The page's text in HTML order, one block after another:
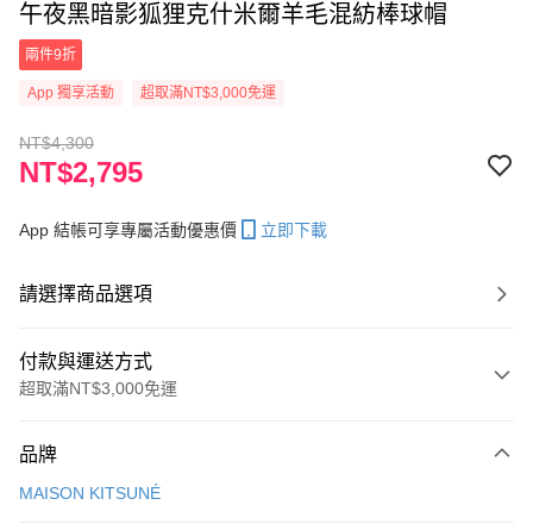
午夜黑暗影狐狸克什米爾羊毛混紡棒球帽
兩件9折
App 獨享活動 超取滿NT$3,000免運
NT$4,300
NT$2,795
App 結帳可享專屬活動優惠價 立即下載
請選擇商品選項
付款與運送方式
超取滿NT$3,000免運
信用卡一次付款
品牌
MAISON KITSUNÉ